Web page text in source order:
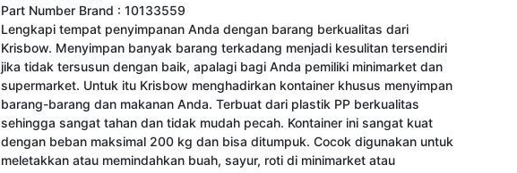
Part Number Brand : 10133559
Lengkapi tempat penyimpanan Anda dengan barang berkualitas dari
Krisbow. Menyimpan banyak barang terkadang menjadi kesulitan tersendiri
jika tidak tersusun dengan baik, apalagi bagi Anda pemiliki minimarket dan
supermarket. Untuk itu Krisbow menghadirkan kontainer khusus menyimpan
barang-barang dan makanan Anda. Terbuat dari plastik PP berkualitas
sehingga sangat tahan dan tidak mudah pecah. Kontainer ini sangat kuat
dengan beban maksimal 200 kg dan bisa ditumpuk. Cocok digunakan untuk
meletakkan atau memindahkan buah, sayur, roti di minimarket atau